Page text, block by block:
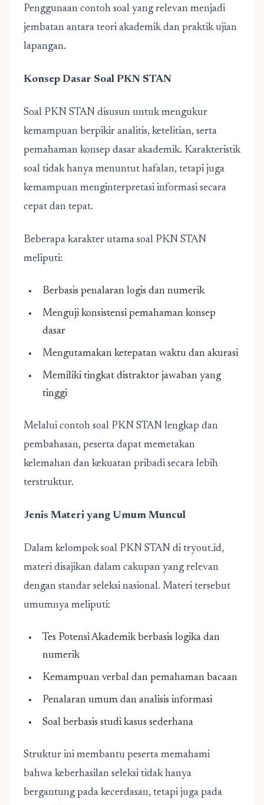
Penggunaan contoh soal yang relevan menjadi
jembatan antara teori akademik dan praktik ujian
lapangan.
Konsep Dasar Soal PKN STAN
Soal PKN STAN disusun untuk mengukur
kemampuan berpikir analitis, ketelitian, serta
pemahaman konsep dasar akademik. Karakteristik
soal tidak hanya menuntut hafalan, tetapi juga
kemampuan menginterpretasi informasi secara
cepat dan tepat.
Beberapa karakter utama soal PKN STAN
meliputi:
Berbasis penalaran logis dan numerik
Menguji konsistensi pemahaman konsep
dasar
Mengutamakan ketepatan waktu dan akurasi
Memiliki tingkat distraktor jawaban yang
tinggi
Melalui contoh soal PKN STAN lengkap dan
pembahasan, peserta dapat memetakan
kelemahan dan kekuatan pribadi secara lebih
terstruktur.
Jenis Materi yang Umum Muncul
Dalam kelompok soal PKN STAN di tryout.id,
materi disajikan dalam cakupan yang relevan
dengan standar seleksi nasional. Materi tersebut
umumnya meliputi:
Tes Potensi Akademik berbasis logika dan
numerik
Kemampuan verbal dan pemahaman bacaan
Penalaran umum dan analisis informasi
Soal berbasis studi kasus sederhana
Struktur ini membantu peserta memahami
bahwa keberhasilan seleksi tidak hanya
bergantung pada kecerdasan, tetapi juga pada